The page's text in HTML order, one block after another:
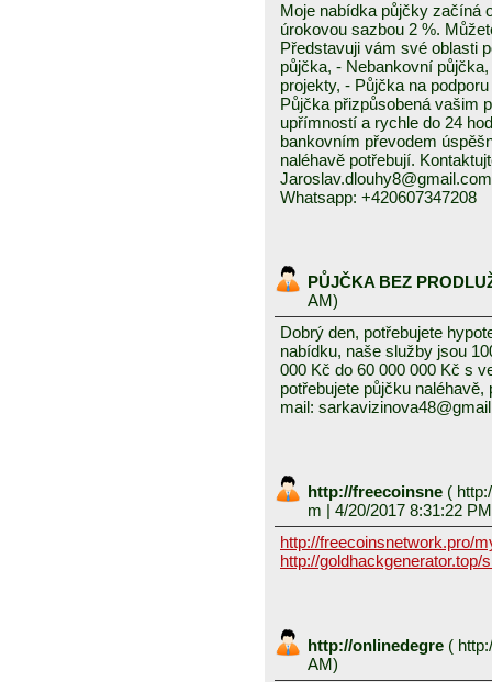
Moje nabídka půjčky začíná
úrokovou sazbou 2 %.
Představuji vám své oblasti
půjčka, - Nebankovní
projekty, - Půjčka na
Půjčka přizpůsobená vašim
upřímností a rychle do 24
bankovním převodem
naléhavě potřebují.
Jaroslav.dlouhy8@gmail.com
Whatsapp: +420607347208
PŮJČKA BEZ
AM)
Dobrý den, potřebujete
nabídku, naše služby jsou
000 Kč do 60 000 000 Kč s
potřebujete půjčku
mail:
http://freecoinsne (
m | 4/20/2017 8:31:22
http://freecoinsnetwork.pro/
http://
http://onlinedegre (
AM)